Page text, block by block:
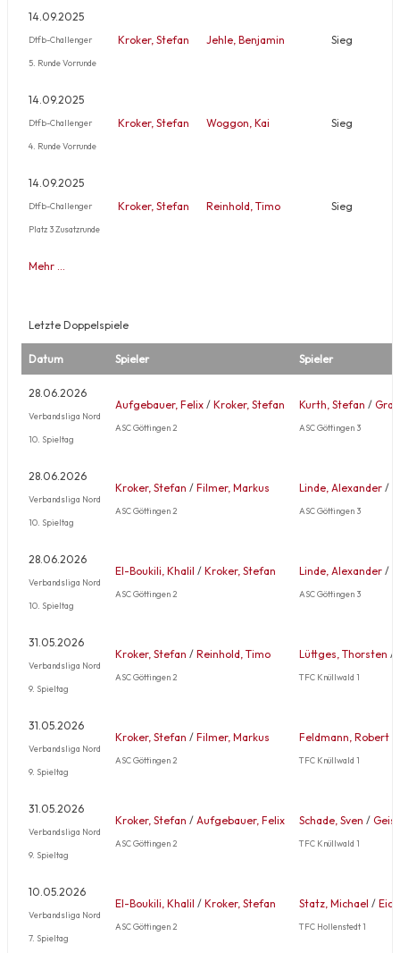
14.09.2025
Dtfb-Challenger
5. Runde Vorrunde
Kroker, Stefan Jehle, Benjamin Sieg
14.09.2025
Dtfb-Challenger
4. Runde Vorrunde
Kroker, Stefan Woggon, Kai Sieg
14.09.2025
Dtfb-Challenger
Platz 3 Zusatzrunde
Kroker, Stefan Reinhold, Timo Sieg
Mehr …
Letzte Doppelspiele
Datum Spieler Spieler
28.06.2026
Verbandsliga Nord
10. Spieltag
Aufgebauer, Felix / Kroker, Stefan
ASC Göttingen 2
Kurth, Stefan /
ASC Göttingen 3
28.06.2026
Verbandsliga Nord
10. Spieltag
Kroker, Stefan / Filmer, Markus
ASC Göttingen 2
Linde, Alexander /
ASC Göttingen 3
28.06.2026
Verbandsliga Nord
10. Spieltag
El-Boukili, Khalil / Kroker, Stefan
ASC Göttingen 2
Linde, Alexander /
ASC Göttingen 3
31.05.2026
Verbandsliga Nord
9. Spieltag
Kroker, Stefan / Reinhold, Timo
ASC Göttingen 2
Lüttges, Thorsten /
TFC Knüllwald 1
31.05.2026
Verbandsliga Nord
9. Spieltag
Kroker, Stefan / Filmer, Markus
ASC Göttingen 2
Feldmann, Robert
TFC Knüllwald 1
31.05.2026
Verbandsliga Nord
9. Spieltag
Kroker, Stefan / Aufgebauer, Felix
ASC Göttingen 2
Schade, Sven /
TFC Knüllwald 1
10.05.2026
Verbandsliga Nord
7. Spieltag
El-Boukili, Khalil / Kroker, Stefan
ASC Göttingen 2
Statz, Michael /
TFC Hollenstedt 1